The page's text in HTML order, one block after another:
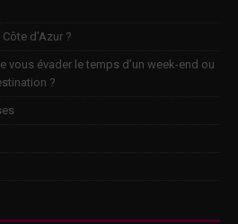
d’Azur ?
vous évader le temps d’un week-end ou
?